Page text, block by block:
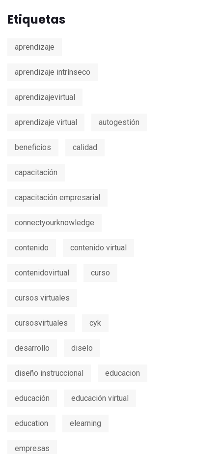
Etiquetas
aprendizaje
aprendizaje intrínseco
aprendizajevirtual
aprendizaje virtual autogestión
beneficios calidad
capacitación
capacitación empresarial
connectyourknowledge
contenido contenido virtual
contenidovirtual curso
cursos virtuales
cursosvirtuales cyk
desarrollo diselo
diseño instruccional educacion
educación educación virtual
education elearning
empresas